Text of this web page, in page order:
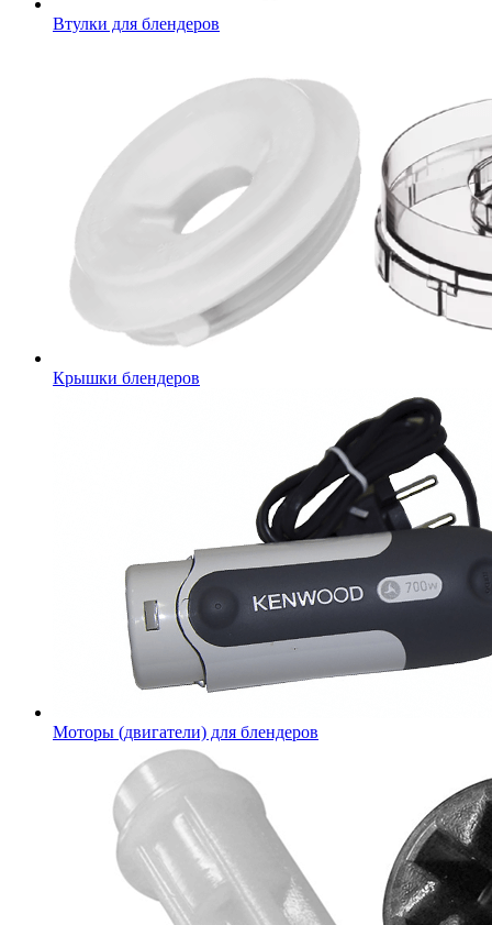
Втулки для блендеров
Крышки блендеров
Моторы (двигатели) для блендеров